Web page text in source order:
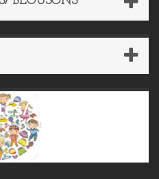
Blousons
vent